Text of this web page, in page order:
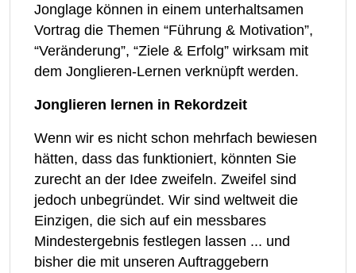
Jonglage können in einem unterhaltsamen
Vortrag die Themen “Führung & Motivation”,
“Veränderung”, “Ziele & Erfolg” wirksam mit
dem Jonglieren-Lernen verknüpft werden.
Jonglieren lernen in Rekordzeit
Wenn wir es nicht schon mehrfach bewiesen
hätten, dass das funktioniert, könnten Sie
zurecht an der Idee zweifeln. Zweifel sind
jedoch unbegründet. Wir sind weltweit die
Einzigen, die sich auf ein messbares
Mindestergebnis festlegen lassen ... und
bisher die mit unseren Auftraggebern